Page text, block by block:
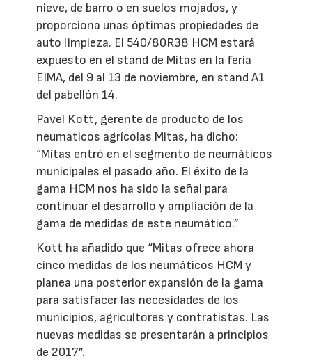
nieve, de barro o en suelos mojados, y
proporciona unas óptimas propiedades de
auto limpieza. El 540/80R38 HCM estará
expuesto en el stand de Mitas en la feria
EIMA, del 9 al 13 de noviembre, en stand A1
del pabellón 14.
Pavel Kott, gerente de producto de los
neumaticos agrícolas Mitas, ha dicho:
“Mitas entró en el segmento de neumáticos
municipales el pasado año. El éxito de la
gama HCM nos ha sido la señal para
continuar el desarrollo y ampliación de la
gama de medidas de este neumático.”
Kott ha añadido que “Mitas ofrece ahora
cinco medidas de los neumáticos HCM y
planea una posterior expansión de la gama
para satisfacer las necesidades de los
municipios, agricultores y contratistas. Las
nuevas medidas se presentarán a principios
de 2017”.